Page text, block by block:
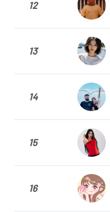
12
13
14
15
16